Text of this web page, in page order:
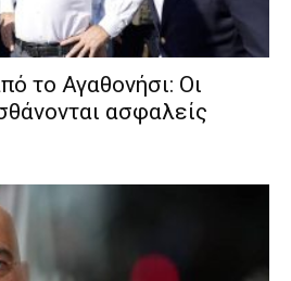
το Αγαθονήσι: Οι
ασφαλείς